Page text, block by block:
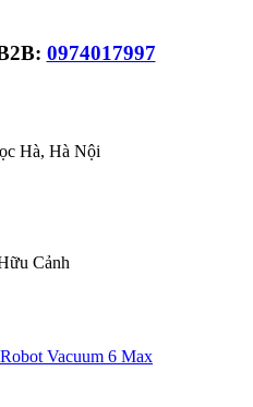
0974017997
Hà, Hà Nội
Cảnh